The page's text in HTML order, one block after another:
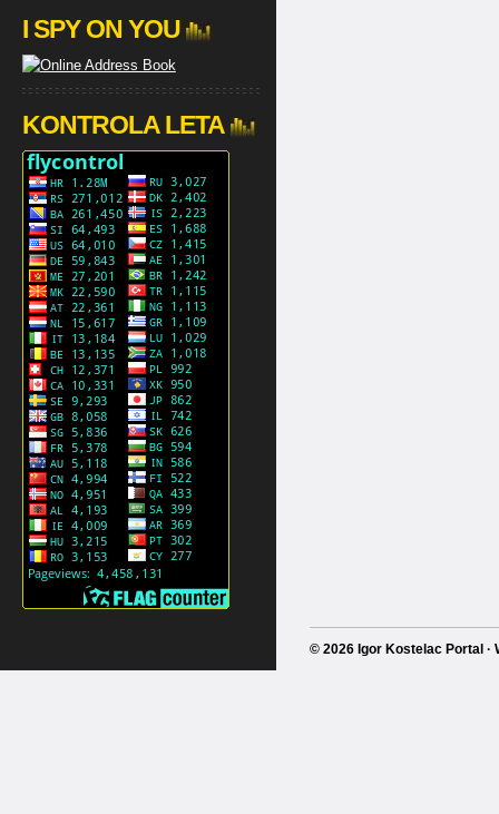
I SPY ON YOU
KONTROLA LETA
© 2026 Igor Kostelac Portal